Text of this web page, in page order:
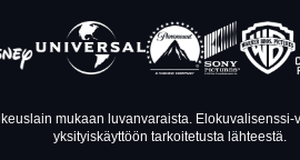
mukaan luvanvaraista.
yksityiskäyttöön tarkoitetusta lähteestä.